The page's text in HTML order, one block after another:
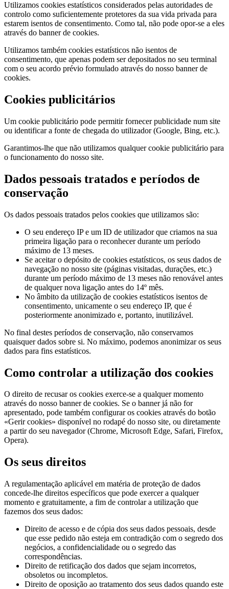
Utilizamos cookies estatísticos considerados pelas autoridades de
controlo como suficientemente protetores da sua vida privada para
estarem isentos de consentimento. Como tal, não pode opor-se a eles
através do banner de cookies.
Utilizamos também cookies estatísticos não isentos de
consentimento, que apenas podem ser depositados no seu terminal
com o seu acordo prévio formulado através do nosso banner de
cookies.
Cookies publicitários
Um cookie publicitário pode permitir fornecer publicidade num site
ou identificar a fonte de chegada do utilizador (Google, Bing, etc.).
Garantimos-lhe que não utilizamos qualquer cookie publicitário para
o funcionamento do nosso site.
Dados pessoais tratados e períodos de
conservação
Os dados pessoais tratados pelos cookies que utilizamos são:
O seu endereço IP e um ID de utilizador que criamos na sua
primeira ligação para o reconhecer durante um período
máximo de 13 meses.
Se aceitar o depósito de cookies estatísticos, os seus dados de
navegação no nosso site (páginas visitadas, durações, etc.)
durante um período máximo de 13 meses não renovável antes
de qualquer nova ligação antes do 14º mês.
No âmbito da utilização de cookies estatísticos isentos de
consentimento, unicamente o seu endereço IP, que é
posteriormente anonimizado e, portanto, inutilizável.
No final destes períodos de conservação, não conservamos
quaisquer dados sobre si. No máximo, podemos anonimizar os seus
dados para fins estatísticos.
Como controlar a utilização dos cookies
O direito de recusar os cookies exerce-se a qualquer momento
através do nosso banner de cookies. Se o banner já não for
apresentado, pode também configurar os cookies através do botão
«Gerir cookies» disponível no rodapé do nosso site, ou diretamente
a partir do seu navegador (Chrome, Microsoft Edge, Safari, Firefox,
Opera).
Os seus direitos
A regulamentação aplicável em matéria de proteção de dados
concede-lhe direitos específicos que pode exercer a qualquer
momento e gratuitamente, a fim de controlar a utilização que
fazemos dos seus dados:
Direito de acesso e de cópia dos seus dados pessoais, desde
que esse pedido não esteja em contradição com o segredo dos
negócios, a confidencialidade ou o segredo das
correspondências.
Direito de retificação dos dados que sejam incorretos,
obsoletos ou incompletos.
Direito de oposição ao tratamento dos seus dados quando este